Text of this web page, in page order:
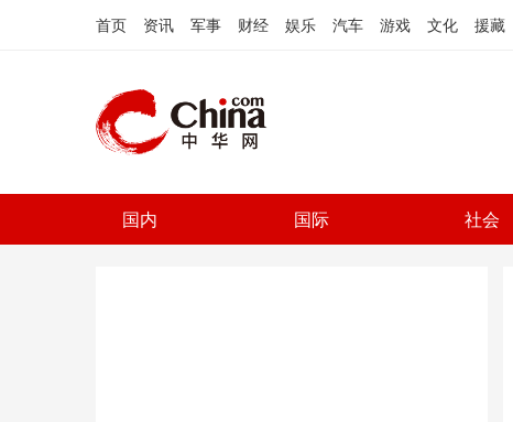
首页 资讯 军事 财经 娱乐 汽车 游戏 文化 援藏
国内 国际 社会